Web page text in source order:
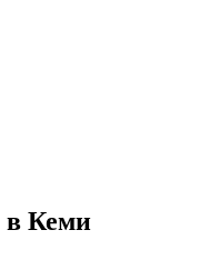
в Кеми